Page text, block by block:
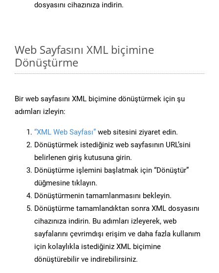
dosyasını cihazınıza indirin.
Web Sayfasını XML biçimine
Dönüştürme
Bir web sayfasını XML biçimine dönüştürmek için şu
adımları izleyin:
“XML Web Sayfası” web sitesini ziyaret edin.
Dönüştürmek istediğiniz web sayfasının URL’sini
belirlenen giriş kutusuna girin.
Dönüştürme işlemini başlatmak için “Dönüştür”
düğmesine tıklayın.
Dönüştürmenin tamamlanmasını bekleyin.
Dönüştürme tamamlandıktan sonra XML dosyasını
cihazınıza indirin. Bu adımları izleyerek, web
sayfalarını çevrimdışı erişim ve daha fazla kullanım
için kolaylıkla istediğiniz XML biçimine
dönüştürebilir ve indirebilirsiniz.